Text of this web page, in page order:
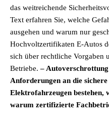
das weitreichende
Text erfahren Sie, welche
ausgehen und warum nur
Hochvoltzertifikaten E-Autos
sich über rechtliche Vorgaben
Betriebe. –
Anforderungen an die
Elektrofahrzeugen bestehen,
warum zertifizierte